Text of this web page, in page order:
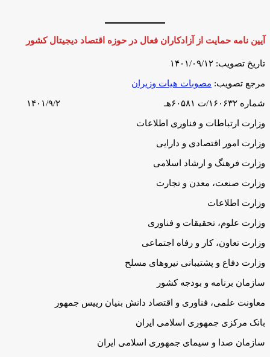
آیین ­نامه حمایت از آزادکاران فعال در حوزه اقتصاد دیجیتال کشور
تاریخ تصویب: ۱۴۰۱/۰۹/۱۲
مرجع تصویب: مصوبات هیات وزیران
شماره ۱۶۰۶۳۲/ت ۶۰۵۸۱هـ ۱۴۰۱/۹/۲
وزارت ارتباطات و فناوری اطلاعات
وزارت امور اقتصادی و دارایی
وزارت فرهنگ و ارشاد اسلامی
وزارت صنعت، معدن و تجارت
وزارت اطلاعات
وزارت علوم، تحقیقات و فناوری
وزارت تعاون، کار و رفاه اجتماعی
وزارت دفاع و پشتیبانی نیروهای مسلح
سازمان برنامه و بودجه کشور
معاونت علمی، فناوری و اقتصاد دانش ­بنیان رییس ­جمهور
بانک مرکزی جمهوری اسلامی ایران
سازمان صدا و سیمای جمهوری اسلامی ایران